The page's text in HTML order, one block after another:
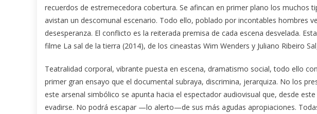
recuerdos de estremecedora cobertura. Se afincan en primer plano los muchos
avistan un descomunal escenario. Todo ello, poblado por incontables hombres
desesperanza. El conflicto es la reiterada premisa de cada escena desvelada.
filme La sal de la tierra (2014), de los cineastas Wim Wenders y Juliano Ribeiro
Teatralidad corporal, vibrante puesta en escena, dramatismo social, todo ello
primer gran ensayo que el documental subraya, discrimina, jerarquiza. No los
este arsenal simbólico se apunta hacia el espectador audiovisual que, desde
evadirse. No podrá escapar —lo alerto—de sus más agudas apropiaciones.